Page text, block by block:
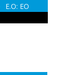
E.O: EO